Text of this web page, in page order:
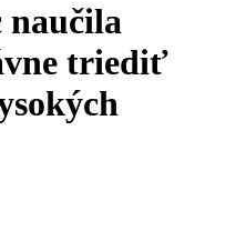
naučila
triediť